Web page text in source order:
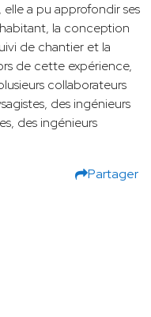
a pu approfondir ses
la conception
de chantier et la
de cette expérience,
collaborateurs
des ingénieurs
des ingénieurs
Partager